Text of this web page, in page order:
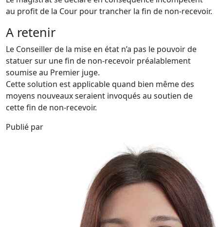
au profit de la Cour pour trancher la fin de non-recevoir.
A retenir
Le Conseiller de la mise en état n’a pas le pouvoir de
statuer sur une fin de non-recevoir préalablement
soumise au Premier juge.
Cette solution est applicable quand bien même des
moyens nouveaux seraient invoqués au soutien de
cette fin de non-recevoir.
Publié par